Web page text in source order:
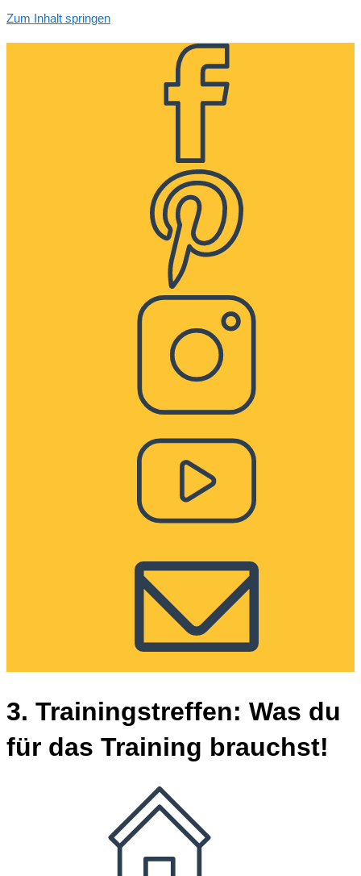
Zum Inhalt springen
3. Trainingstreffen: Was du
für das Training brauchst!